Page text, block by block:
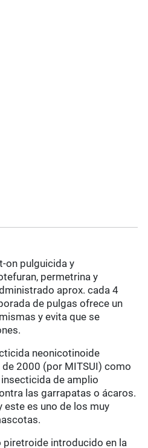
on pulguicida y
permetrina y
aprox. cada 4
de pulgas ofrece un
y evita que se
neonicotinoide
2000 (por MITSUI) como
de amplio
las garrapatas o ácaros.
este es uno de los muy
piretroide introducido en la